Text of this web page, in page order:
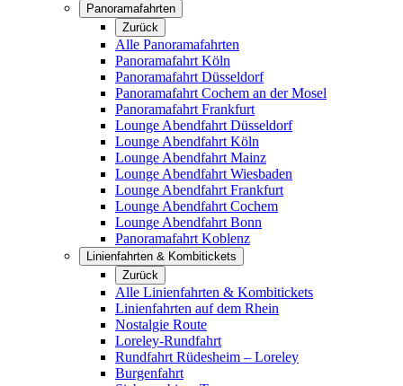
Panoramafahrten
Zurück
Alle Panoramafahrten
Panoramafahrt Köln
Panoramafahrt Düsseldorf
Panoramafahrt Cochem an der Mosel
Panoramafahrt Frankfurt
Lounge Abendfahrt Düsseldorf
Lounge Abendfahrt Köln
Lounge Abendfahrt Mainz
Lounge Abendfahrt Wiesbaden
Lounge Abendfahrt Frankfurt
Lounge Abendfahrt Cochem
Lounge Abendfahrt Bonn
Panoramafahrt Koblenz
Linienfahrten & Kombitickets
Zurück
Alle Linienfahrten & Kombitickets
Linienfahrten auf dem Rhein
Nostalgie Route
Loreley-Rundfahrt
Rundfahrt Rüdesheim – Loreley
Burgenfahrt